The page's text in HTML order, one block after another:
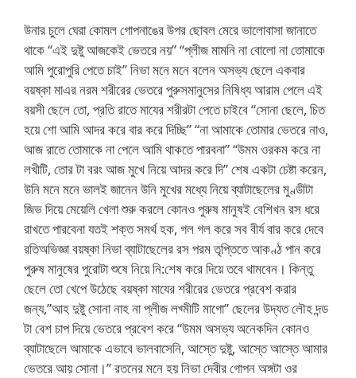
উনার চুলে ঘেরা কোমল গোপনাঙের উপর ছোবল মেরে ভালোবাসা জানাতে
থাকে “এই দুষ্টু আজকেই ভেতরে নয়” “প্লীজ মামনি না বোলো না তোমাকে
আমি পুরোপুরি পেতে চাই” নিভা মনে মনে বলেন অসভ্য ছেলে একবার
বয়ষ্কা মাএর নরম শরীরের ভেতরে পুরুসমানুসের নিষিধ্য আরাম পেলে এই
বয়সী ছেলে তো, প্রতি রাতে মাযের শরীরটা পেতে চাইবে “সোনা ছেলে, চিত
হয়ে শো আমি আদর করে বার করে দিচ্ছি” “না আমাকে তোমার ভেতরে নাও,
আজ রাতে তোমাকে না পেলে আমি থাকতে পারবনা” “উমম ওরকম করে না
লখীটি, তোর টা বরং আজ মুখে নিয়ে আদর করে দি” শেষ একটা চেষ্টা করেন,
উনি মনে মনে ভালই জানেন উনি মুখের মধ্যে নিয়ে ব্যাটাছেলের মুণ্ডীটা
জিভ দিয়ে মেয়েলি খেলা শুরু করলে কোনও পুরুষ মানুষই বেশিখন রস ধরে
রাখতে পারবেনা যতই শক্ত সমর্থ হক, গল গল করে সব বীর্য বার করে দেবে
রতিঅভিজ্ঞা বয়ষ্কা নিভা ব্যাটাছেলের রস পরম তৃপ্তিতে আকণ্ঠ পান করে
পুরুষ মানুষের পুরোটা শুষে নিয়ে নি:শেষ করে দিয়ে তবে থামবেন। কিন্তু
ছেলে তো খেপে উঠেছে বয়ষ্কা মাযের শরীরের ভেতরে প্রবেশ করার
জন্য,”আহ দুষ্টু সোনা নাহ না প্লীজ লখ্মীটি মাগো” ছেলের উদ্যত লৌহ দন্ড
টা বেশ চাপ দিয়ে ভেতরে প্রবেশ করে “উমম অসভ্য অনেকদিন কোনও
ব্যাটাছেলে আমাকে এভাবে ভালবাসেনি, আস্তে দুষ্টু, আস্তে আস্তে আমার
ভেতরে আয় সোনা।” রতনের মনে হয় নিভা দেবীর গোপন অঙ্গটা ওর